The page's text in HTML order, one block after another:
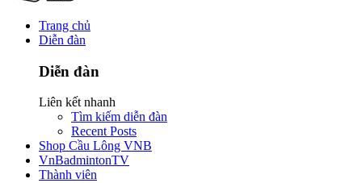
Trang chủ
Diễn đàn
Diễn đàn
Liên kết nhanh
Tìm kiếm diễn đàn
Recent Posts
Shop Cầu Lông VNB
VnBadmintonTV
Thành viên